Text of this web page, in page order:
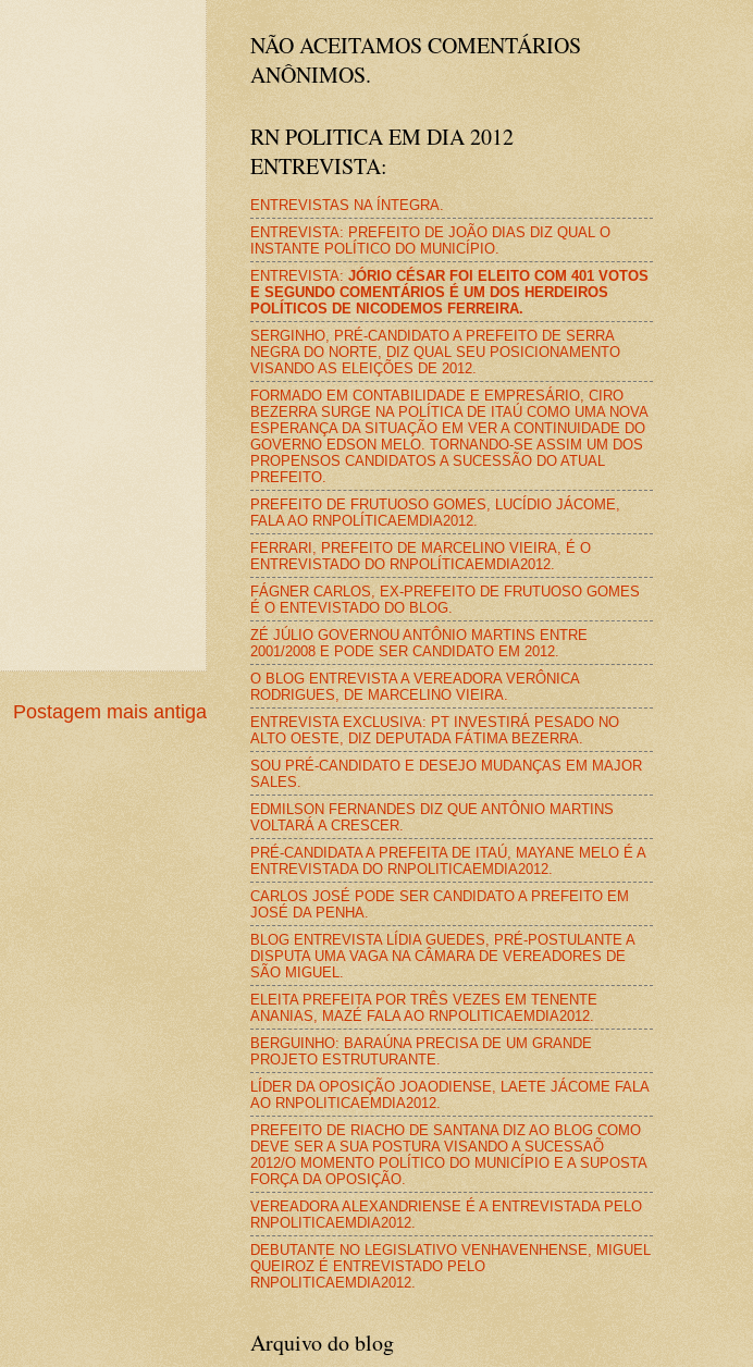
Postagem mais antiga
NÃO ACEITAMOS COMENTÁRIOS
ANÔNIMOS.
RN POLITICA EM DIA 2012
ENTREVISTA:
ENTREVISTAS NA ÍNTEGRA.
ENTREVISTA: PREFEITO DE JOÃO DIAS DIZ QUAL O
INSTANTE POLÍTICO DO MUNICÍPIO.
ENTREVISTA: JÓRIO CÉSAR FOI ELEITO COM 401 VOTOS
E SEGUNDO COMENTÁRIOS É UM DOS HERDEIROS
POLÍTICOS DE NICODEMOS FERREIRA.
SERGINHO, PRÉ-CANDIDATO A PREFEITO DE SERRA
NEGRA DO NORTE, DIZ QUAL SEU POSICIONAMENTO
VISANDO AS ELEIÇÕES DE 2012.
FORMADO EM CONTABILIDADE E EMPRESÁRIO, CIRO
BEZERRA SURGE NA POLÍTICA DE ITAÚ COMO UMA NOVA
ESPERANÇA DA SITUAÇÃO EM VER A CONTINUIDADE DO
GOVERNO EDSON MELO. TORNANDO-SE ASSIM UM DOS
PROPENSOS CANDIDATOS A SUCESSÃO DO ATUAL
PREFEITO.
PREFEITO DE FRUTUOSO GOMES, LUCÍDIO JÁCOME,
FALA AO RNPOLÍTICAEMDIA2012.
FERRARI, PREFEITO DE MARCELINO VIEIRA, É O
ENTREVISTADO DO RNPOLÍTICAEMDIA2012.
FÁGNER CARLOS, EX-PREFEITO DE FRUTUOSO GOMES
É O ENTEVISTADO DO BLOG.
ZÉ JÚLIO GOVERNOU ANTÔNIO MARTINS ENTRE
2001/2008 E PODE SER CANDIDATO EM 2012.
O BLOG ENTREVISTA A VEREADORA VERÔNICA
RODRIGUES, DE MARCELINO VIEIRA.
ENTREVISTA EXCLUSIVA: PT INVESTIRÁ PESADO NO
ALTO OESTE, DIZ DEPUTADA FÁTIMA BEZERRA.
SOU PRÉ-CANDIDATO E DESEJO MUDANÇAS EM MAJOR
SALES.
EDMILSON FERNANDES DIZ QUE ANTÔNIO MARTINS
VOLTARÁ A CRESCER.
PRÉ-CANDIDATA A PREFEITA DE ITAÚ, MAYANE MELO É A
ENTREVISTADA DO RNPOLITICAEMDIA2012.
CARLOS JOSÉ PODE SER CANDIDATO A PREFEITO EM
JOSÉ DA PENHA.
BLOG ENTREVISTA LÍDIA GUEDES, PRÉ-POSTULANTE A
DISPUTA UMA VAGA NA CÂMARA DE VEREADORES DE
SÃO MIGUEL.
ELEITA PREFEITA POR TRÊS VEZES EM TENENTE
ANANIAS, MAZÉ FALA AO RNPOLITICAEMDIA2012.
BERGUINHO: BARAÚNA PRECISA DE UM GRANDE
PROJETO ESTRUTURANTE.
LÍDER DA OPOSIÇÃO JOAODIENSE, LAETE JÁCOME FALA
AO RNPOLITICAEMDIA2012.
PREFEITO DE RIACHO DE SANTANA DIZ AO BLOG COMO
DEVE SER A SUA POSTURA VISANDO A SUCESSAÕ
2012/O MOMENTO POLÍTICO DO MUNICÍPIO E A SUPOSTA
FORÇA DA OPOSIÇÃO.
VEREADORA ALEXANDRIENSE É A ENTREVISTADA PELO
RNPOLITICAEMDIA2012.
DEBUTANTE NO LEGISLATIVO VENHAVENHENSE, MIGUEL
QUEIROZ É ENTREVISTADO PELO
RNPOLITICAEMDIA2012.
Arquivo do blog